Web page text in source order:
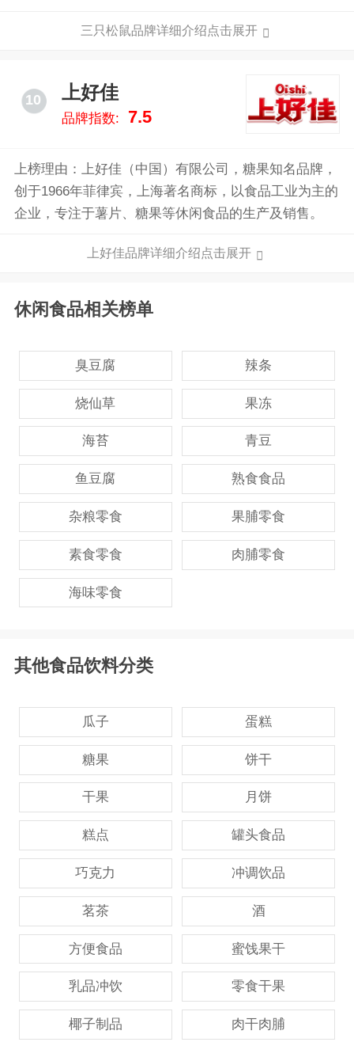
程最新鲜，极致优服务。其主营业务覆盖了坚果、肉
三只松鼠品牌详细介绍点击展开
10 上好佳
品牌指数: 7.5
上榜理由：上好佳（中国）有限公司，糖果知名品牌，
创于1966年菲律宾，上海著名商标，以食品工业为主的
企业，专注于薯片、糖果等休闲食品的生产及销售。
上好佳品牌详细介绍点击展开
休闲食品相关榜单
臭豆腐 辣条
烧仙草 果冻
海苔 青豆
鱼豆腐 熟食食品
杂粮零食 果脯零食
素食零食 肉脯零食
海味零食
其他食品饮料分类
瓜子 蛋糕
糖果 饼干
干果 月饼
糕点 罐头食品
巧克力 冲调饮品
茗茶 酒
方便食品 蜜饯果干
乳品冲饮 零食干果
椰子制品 肉干肉脯